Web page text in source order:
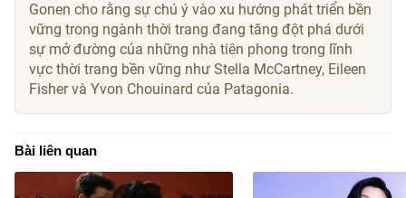
Gonen cho rằng sự chú ý vào xu hướng phát triển bền
vững trong ngành thời trang đang tăng đột phá dưới
sự mở đường của những nhà tiên phong trong lĩnh
vực thời trang bền vững như Stella McCartney, Eileen
Fisher và Yvon Chouinard của Patagonia.
Bài liên quan